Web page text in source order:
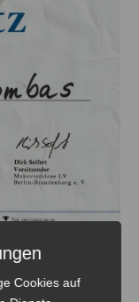
an
Cookies auf